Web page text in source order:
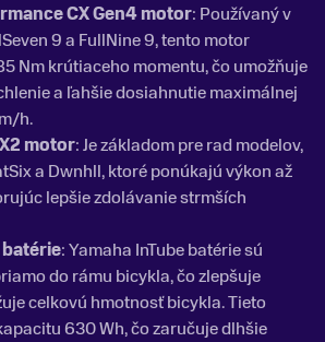
CX Gen4 motor: Používaný v
9 a FullNine 9, tento motor
Nm krútiaceho momentu, čo umožňuje
a ľahšie dosiahnutie maximálnej
h.
motor: Je základom pre rad modelov,
a Dwnhll, ktoré ponúkajú výkon až
lepšie zdolávanie strmších
: Yamaha InTube batérie sú
do rámu bicykla, čo zlepšuje
celkovú hmotnosť bicykla. Tieto
630 Wh, čo zaručuje dlhšie